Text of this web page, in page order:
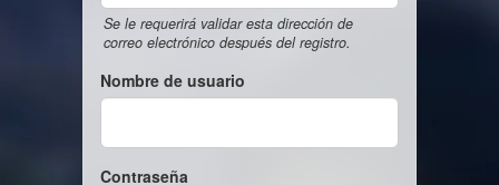
Se le requerirá validar esta dirección de
correo electrónico después del registro.
Nombre de usuario
Contraseña